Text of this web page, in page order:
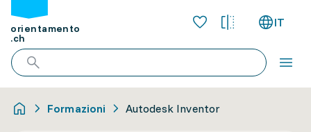
orientamento
.ch
IT
Formazioni Autodesk Inventor